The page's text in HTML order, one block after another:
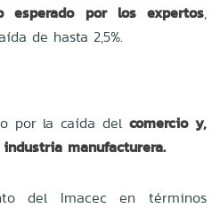
por los expertos,
de hasta 2,5%.
por la caída del comercio y,
manufacturera.
del Imacec en términos